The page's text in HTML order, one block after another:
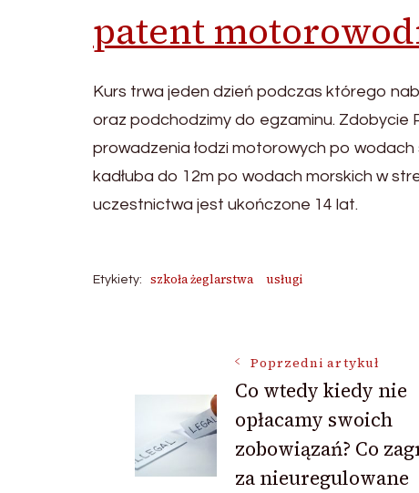
patent
Kurs trwa jeden dzień podczas którego
oraz podchodzimy do egzaminu.
prowadzenia łodzi motorowych po
kadłuba do 12m po wodach morskich w
uczestnictwa jest ukończone 14 lat.
Etykiety: szkoła żeglarstwa usługi
Nawigacja
wpisu
Poprzedni artykuł
Co wtedy kiedy nie
opłacamy swoich
zobowiązań? Co
za nieuregulowane